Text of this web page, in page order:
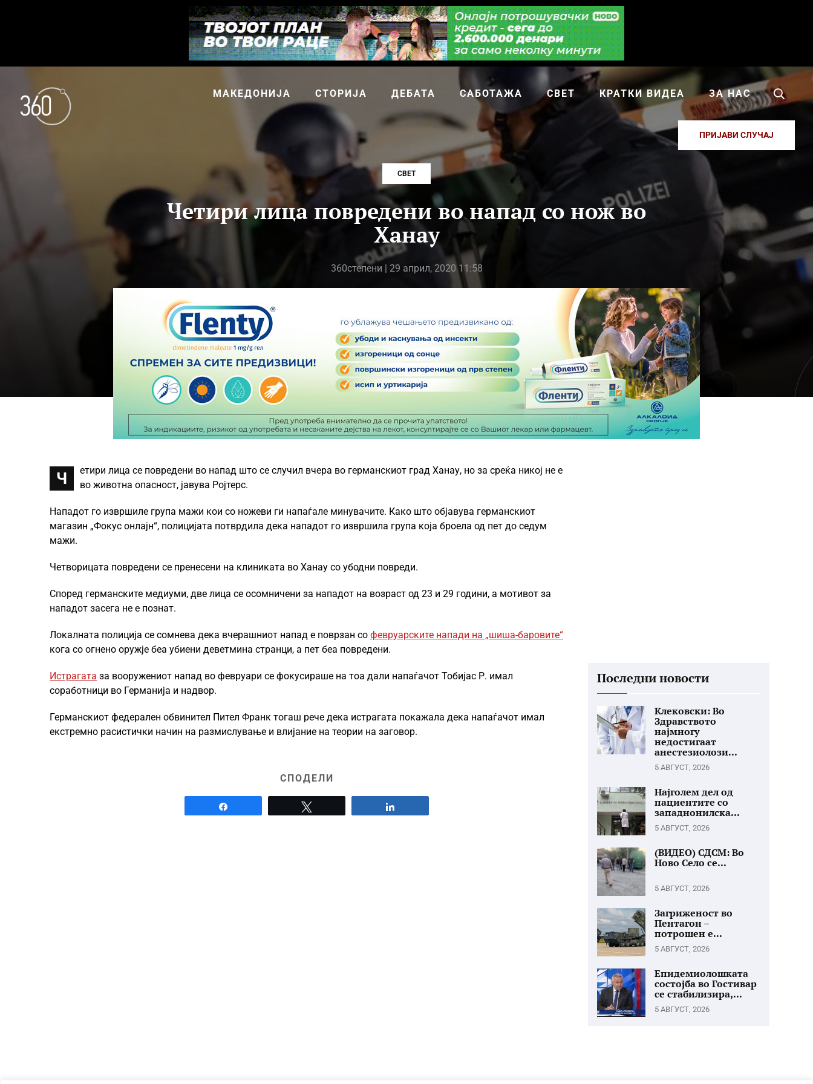
МАКЕДОНИЈА СТОРИЈА ДЕБАТА САБОТАЖА СВЕТ КРАТКИ ВИДЕА ЗА НАС
ПРИЈАВИ СЛУЧАЈ
СВЕТ
Четири лица повредени во напад со нож во
Ханау
360степени | 29 април, 2020 11:58
Ч
етири лица се повредени во напад што се случил вчера во германскиот град Ханау, но за среќа никој не е
во животна опасност, јавува Ројтерс.
Нападот го извршиле група мажи кои со ножеви ги напаѓале минувачите. Како што објавува германскиот
магазин „Фокус онлајн“, полицијата потврдила дека нападот го извршила група која броела од пет до седум
мажи.
Четворицата повредени се пренесени на клиниката во Ханау со убодни повреди.
Според германските медиуми, две лица се осомничени за нападот на возраст од 23 и 29 години, а мотивот за
нападот засега не е познат.
Локалната полиција се сомнева дека вчерашниот напад е поврзан со февруарските напади на „шиша-баровите“
кога со огнено оружје беа убиени деветмина странци, а пет беа повредени.
Истрагата за вооружениот напад во февруари се фокусираше на тоа дали напаѓачот Тобијас Р. имал
соработници во Германија и надвор.
Германскиот федерален обвинител Пител Франк тогаш рече дека истрагата покажала дека напаѓачот имал
екстремно расистички начин на размислување и влијание на теории на заговор.
СПОДЕЛИ
Последни новости
Клековски: Во
Здравството
најмногу
недостигаат
анестезиолози...
5 АВГУСТ, 2026
Најголем дел од
пациентите со
западнонилска...
5 АВГУСТ, 2026
(ВИДЕО) СДСМ: Во
Ново Село се...
5 АВГУСТ, 2026
Загриженост во
Пентагон –
потрошен е...
5 АВГУСТ, 2026
Епидемиолошката
состојба во Гостивар
се стабилизира,...
5 АВГУСТ, 2026